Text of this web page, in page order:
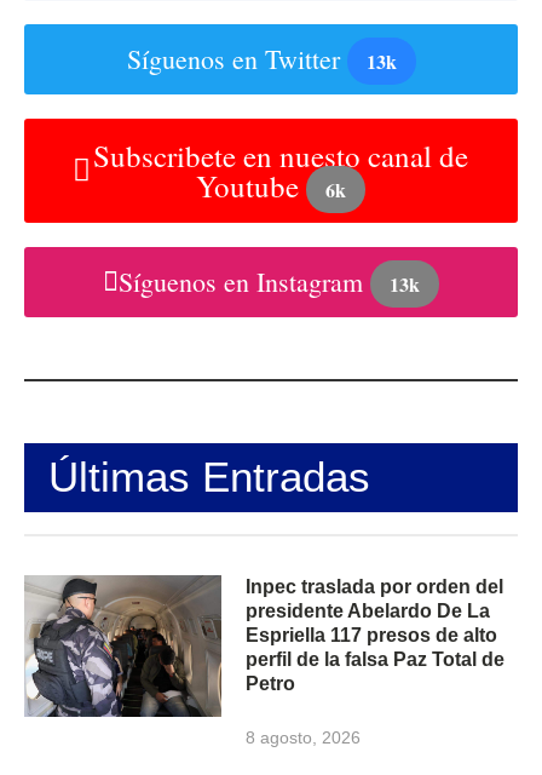
Síguenos en Twitter 13k
Subscribete en nuesto canal de
Youtube 6k
Síguenos en Instagram 13k
Últimas Entradas
Inpec traslada por orden del
presidente Abelardo De La
Espriella 117 presos de alto
perfil de la falsa Paz Total de
Petro
8 agosto, 2026